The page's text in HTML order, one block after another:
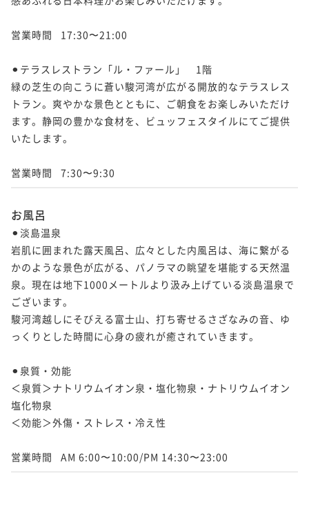
営業時間	17:30〜21:00
⚫︎テラスレストラン「ル・ファール」　1階
緑の芝生の向こうに蒼い駿河湾が広がる開放的なテラスレス
トラン。爽やかな景色とともに、ご朝食をお楽しみいただけ
ます。静岡の豊かな食材を、ビュッフェスタイルにてご提供
いたします。
営業時間	7:30〜9:30
お風呂
⚫︎淡島温泉
岩肌に囲まれた露天風呂、広々とした内風呂は、海に繋がる
かのような景色が広がる、パノラマの眺望を堪能する天然温
泉。現在は地下1000メートルより汲み上げている淡島温泉で
ございます。
駿河湾越しにそびえる富士山、打ち寄せるさざなみの音、ゆ
っくりとした時間に心身の疲れが癒されていきます。
⚫︎泉質・効能
＜泉質＞ナトリウムイオン泉・塩化物泉・ナトリウムイオン
塩化物泉
＜効能＞外傷・ストレス・冷え性